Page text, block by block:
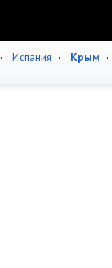
· Испания · Крым ·